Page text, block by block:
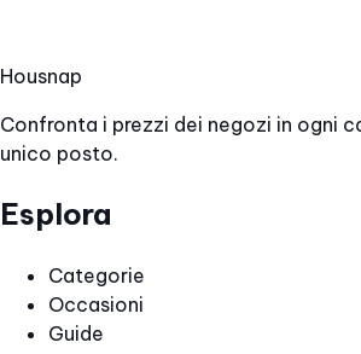
Housnap
Confronta i prezzi dei negozi in ogni
unico posto.
Esplora
Categorie
Occasioni
Guide